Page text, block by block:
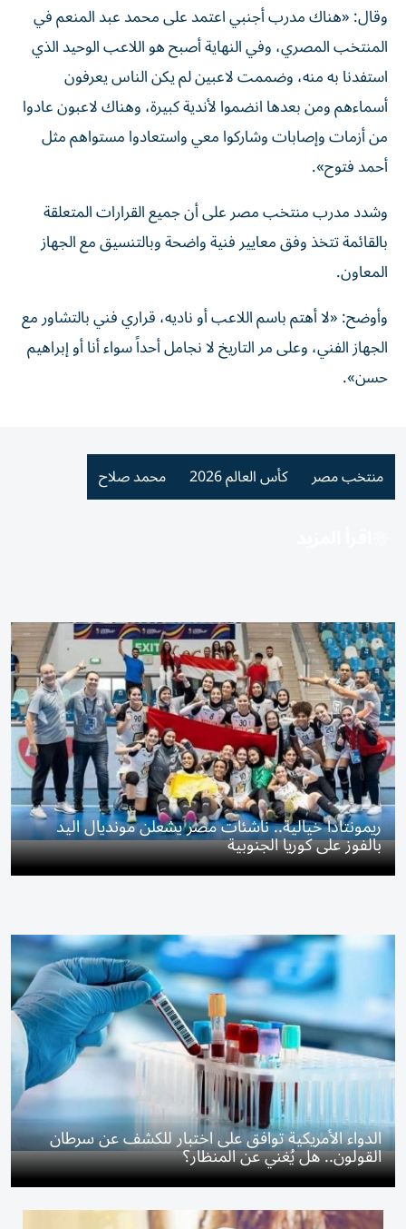
وقال: «هناك مدرب أجنبي اعتمد على محمد عبد المنعم في
المنتخب المصري، وفي النهاية أصبح هو اللاعب الوحيد الذي
استفدنا به منه، وضممت لاعبين لم يكن الناس يعرفون
أسماءهم ومن بعدها انضموا لأندية كبيرة، وهناك لاعبون عادوا
من أزمات وإصابات وشاركوا معي واستعادوا مستواهم مثل
أحمد فتوح».
وشدد مدرب منتخب مصر على أن جميع القرارات المتعلقة
بالقائمة تتخذ وفق معايير فنية واضحة وبالتنسيق مع الجهاز
المعاون.
وأوضح: «لا أهتم باسم اللاعب أو ناديه، قراري فني بالتشاور مع
الجهاز الفني، وعلى مر التاريخ لا نجامل أحداً سواء أنا أو إبراهيم
حسن».
منتخب مصر كأس العالم 2026 محمد صلاح
ريمونتادا خيالية.. ناشئات مصر يشعلن مونديال اليد
بالفوز على كوريا الجنوبية
الدواء الأمريكية توافق على اختبار للكشف عن سرطان
القولون.. هل يُغني عن المنظار؟